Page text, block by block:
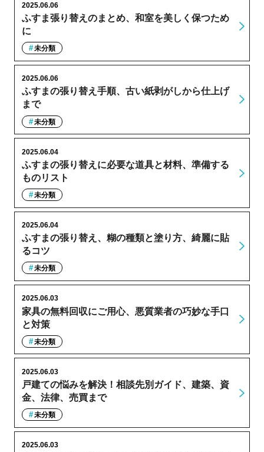
ふすま張り替えのまとめ、和室を美しく保つため
に
2025.06.06
未分類
ふすまの張り替え手順、古い紙剥がしから仕上げ
まで
2025.06.06
未分類
ふすまの張り替えに必要な道具と材料、準備する
ものリスト
2025.06.04
未分類
ふすまの張り替え、糊の種類と塗り方、綺麗に貼
るコツ
2025.06.04
未分類
家具の無料回収にご用心、悪質業者の巧妙な手口
と対策
2025.06.03
未分類
戸建ての悩みを解決！相談先別ガイド、建築、資
金、法律、売買まで
2025.06.03
未分類
2025.06.03